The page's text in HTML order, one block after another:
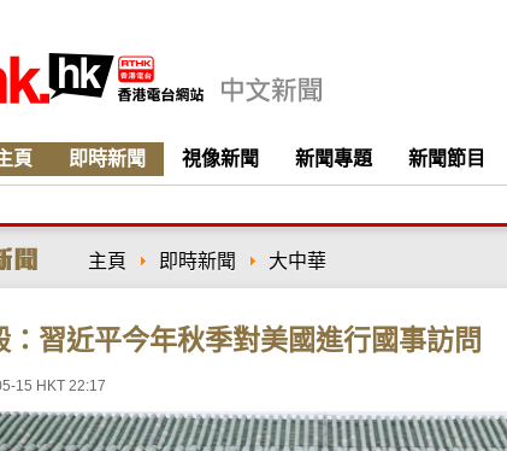
頁 即時新聞 視像新聞 新聞專題 新聞節目
主頁 即時新聞 大中華
：習近平今年秋季對美國進行國事訪問
15 HKT 22:17